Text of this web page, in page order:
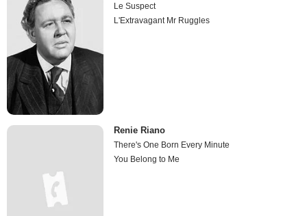
Le Suspect
L'Extravagant Mr Ruggles
Renie Riano
There's One Born Every Minute
You Belong to Me